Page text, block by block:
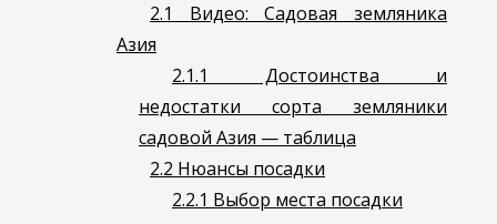
2.1
Видео: Садовая земляника
Азия
2.1.1
Достоинства и
недостатки сорта земляники
садовой Азия — таблица
2.2 Нюансы посадки
2.2.1 Выбор места посадки